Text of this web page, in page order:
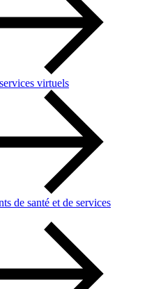
virtuels
de santé et de services